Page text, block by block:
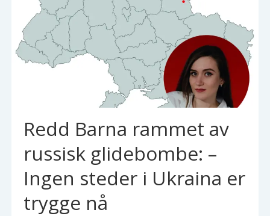
Redd Barna rammet av
russisk glidebombe: –
Ingen steder i Ukraina er
trygge nå